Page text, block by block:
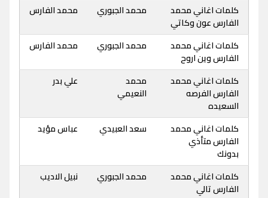
كلمات اغاني محمد
الفارس عون وكاتي
محمد الجبوري محمد الفارس
كلمات اغاني محمد
الفارس وين اروح
محمد الجبوري محمد الفارس
كلمات اغاني محمد
الفارس الفرصه
السعيده
محمد
النعيمي
علي بدر
كلمات اغاني محمد
الفارس متأذي
بدونك
سعد العبيدي عباس مؤيد
كلمات اغاني محمد
الفارس تالي
محمد الجبوري نبيل الاديب